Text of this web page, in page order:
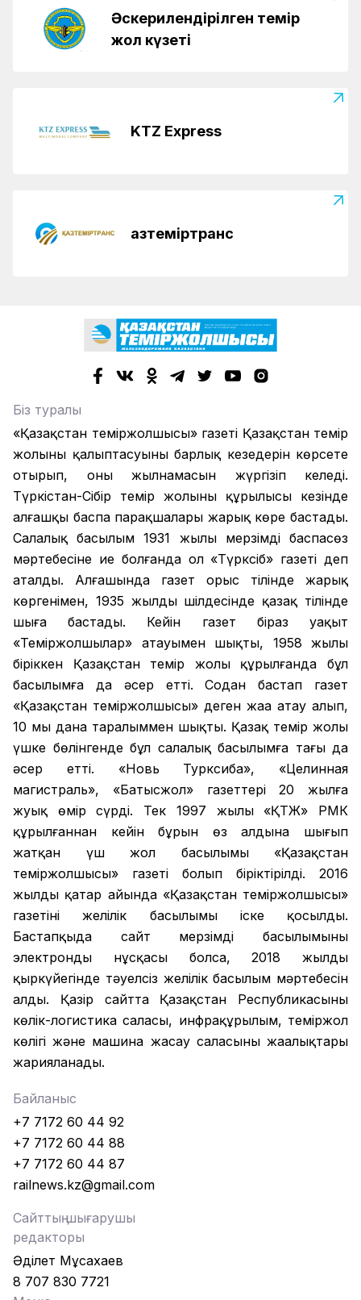
Әскерилендірілген темір
жол күзеті
KTZ Express
Қазтеміртранс
Біз туралы
«Қазақстан теміржолшысы» газеті Қазақстан темір
жолының қалыптасуының барлық кезеңдерін көрсете
отырып, оның жылнамасын жүргізіп келеді.
Түркістан-Сібір темір жолының құрылысы кезінде
алғашқы баспа парақшалары жарық көре бастады.
Салалық басылым 1931 жылы мерзімді баспасөз
мәртебесіне ие болғанда ол «Түрксіб» газеті деп
аталды. Алғашында газет орыс тілінде жарық
көргенімен, 1935 жылдың шілдесінде қазақ тілінде
шыға бастады. Кейін газет біраз уақыт
«Теміржолшылар» атауымен шықты, 1958 жылы
біріккен Қазақстан темір жолы құрылғанда бұл
басылымға да әсер етті. Содан бастап газет
«Қазақстан теміржолшысы» деген жаңа атау алып,
10 мың дана таралыммен шықты. Қазақ темір жолы
үшке бөлінгенде бұл салалық басылымға тағы да
әсер етті. «Новь Турксиба», «Целинная
магистраль», «Батысжол» газеттері 20 жылға
жуық өмір сүрді. Тек 1997 жылы «ҚТЖ» РМК
құрылғаннан кейін бұрын өз алдына шығып
жатқан үш жол басылымы «Қазақстан
теміржолшысы» газеті болып біріктірілді. 2016
жылдың қаңтар айында «Қазақстан теміржолшысы»
газетінің желілік басылымы іске қосылды.
Бастапқыда сайт мерзімді басылымының
электронды нұсқасы болса, 2018 жылдың
қыркүйегінде тәуелсіз желілік басылым мәртебесін
алды. Қазір сайтта Қазақстан Республикасының
көлік-логистика саласы, инфрақұрылым, теміржол
көлігі және машина жасау саласының жаңалықтары
жарияланады.
Байланыс
+7 7172 60 44 92
+7 7172 60 44 88
+7 7172 60 44 87
railnews.kz@gmail.com
Сайттың шығарушы
редакторы
Әділет Мұсахаев
8 707 830 7721